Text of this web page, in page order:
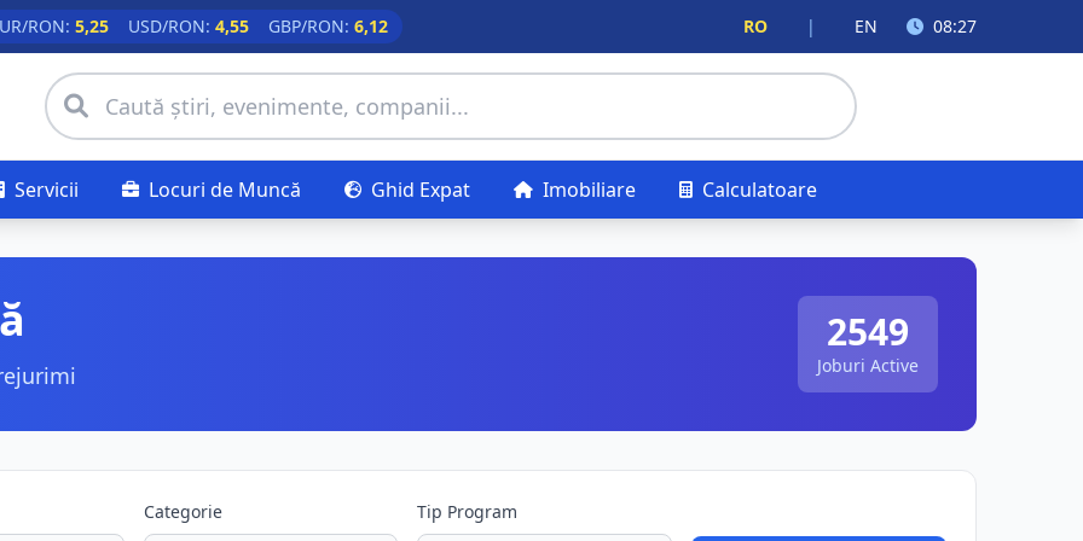
RON: 5,25 USD/RON: 4,55 GBP/RON: 6,12 RO | EN 08:27
Servicii Locuri de Muncă Ghid Expat Imobiliare Calculatoare
2549
Joburi Active
Categorie Tip Program